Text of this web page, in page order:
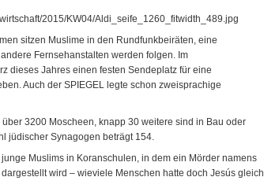
2015/KW04/Aldi_seife_1260_fitwidth_489.jpg
sitzen Muslime in den Rundfunkbeiräten, eine
Fernsehanstalten werden folgen. Im
dieses Jahres einen festen Sendeplatz für eine
Auch der SPIEGEL legte schon zweisprachige
3200 Moscheen, knapp 30 weitere sind in Bau oder
jüdischer Synagogen beträgt 154.
Muslims in Koranschulen, in dem ein Mörder namens
wird – wieviele Menschen hatte doch Jesús gleich